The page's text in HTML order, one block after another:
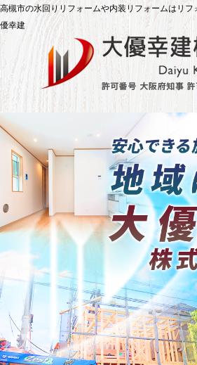
高槻市の水回りリフォームや内装リフォームはリフ
優幸建